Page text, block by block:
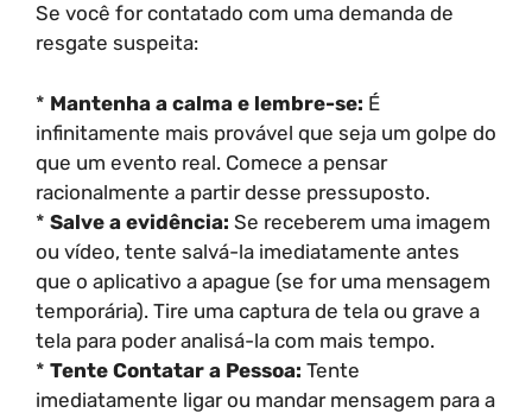
Se você for contatado com uma demanda de
resgate suspeita:
* Mantenha a calma e lembre-se: É
infinitamente mais provável que seja um golpe do
que um evento real. Comece a pensar
racionalmente a partir desse pressuposto.
* Salve a evidência: Se receberem uma imagem
ou vídeo, tente salvá-la imediatamente antes
que o aplicativo a apague (se for uma mensagem
temporária). Tire uma captura de tela ou grave a
tela para poder analisá-la com mais tempo.
* Tente Contatar a Pessoa: Tente
imediatamente ligar ou mandar mensagem para a